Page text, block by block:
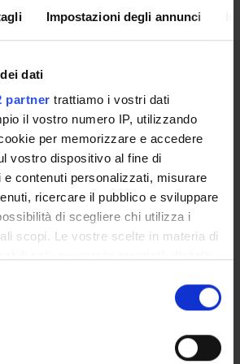
Impostazioni degli annunci
dati
partner trattiamo i vostri dati
il vostro numero IP, utilizzando
per memorizzare e accedere
vostro dispositivo al fine di
e contenuti personalizzati, misurare
ricercare il pubblico e sviluppare
di scegliere chi utilizza i
scopi. Le vostre scelte in materia di
il proprio consenso in qualsiasi
sui cookie o facendo clic
SOSTENIBILITÀ
| 29-mag-2026
SOSTENIBILITÀ